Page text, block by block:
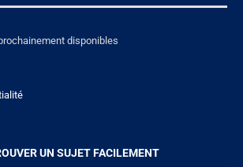
disponibles
UN SUJET FACILEMENT